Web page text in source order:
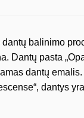
balinimo
Dantų pasta
dantų
dantys